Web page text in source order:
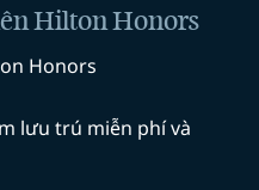
Hilton Honors
Honors
lưu trú miễn phí và